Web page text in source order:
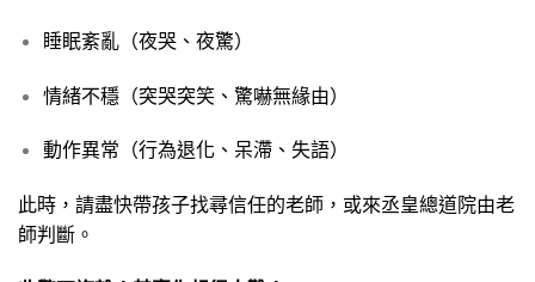
睡眠紊亂（夜哭、夜驚）
情緒不穩（突哭突笑、驚嚇無緣由）
動作異常（行為退化、呆滯、失語）
此時，請盡快帶孩子找尋信任的老師，或來丞皇總道院由老
師判斷。